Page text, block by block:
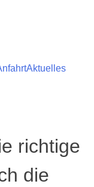
Aktuelles
richtige
die